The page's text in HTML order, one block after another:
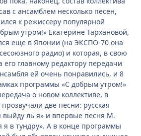
с ансамблем несколько песен,
к режиссеру популярной
утром!» Екатерине Тархановой,
еще в Японии (на ЭКСПО-70 она
радио) и которая, в свою
его главному редактору передачи
ей очень понравились, и 8
программы «С добрым утром!»
о новом коллективе, в
две песни: русская
выйду ль я» и впервые песня М.
я в тундру». А в конце программы